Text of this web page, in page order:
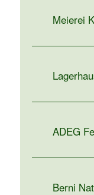
Meierei
ADEG
Berni